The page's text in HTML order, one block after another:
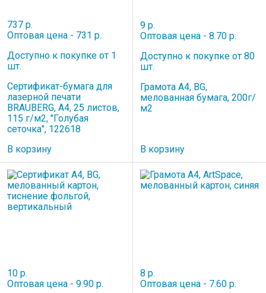
737 р.
Оптовая цена - 731 р.
Доступно к покупке от 1
шт.
Сертификат-бумага для
лазерной печати
BRAUBERG, А4, 25 листов,
115 г/м2, "Голубая
сеточка", 122618
В корзину
9 р.
Оптовая цена - 8.70 р.
Доступно к покупке от 80
шт.
Грамота А4, BG,
мелованная бумага, 200г/
м2
В корзину
10 р.
Оптовая цена - 9.90 р.
8 р.
Оптовая цена - 7.60 р.